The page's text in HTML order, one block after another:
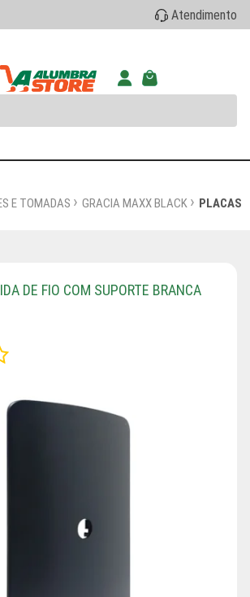
Atendimento
E TOMADAS GRACIA MAXX BLACK PLACAS
DE FIO COM SUPORTE BRANCA